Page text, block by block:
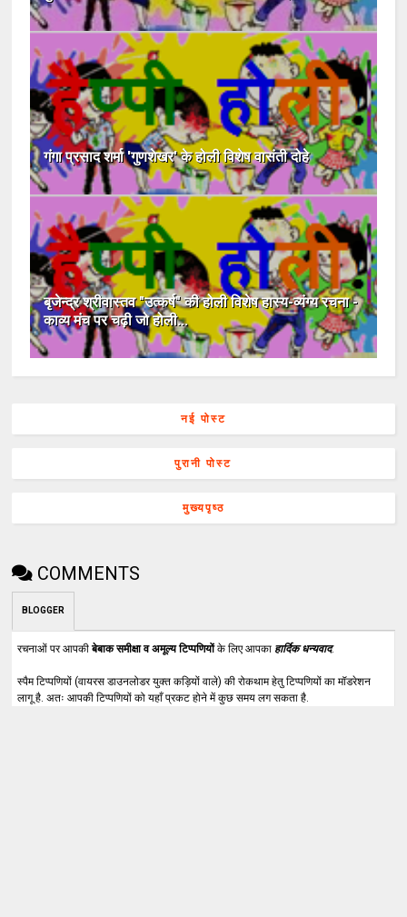
गंगा प्रसाद शर्मा 'गुणशेखर' के होली विशेष वासंती दोहे
बृजेन्द्र श्रीवास्तव "उत्कर्ष" की होली विशेष हास्य-व्यंग्य रचना -
काव्य मंच पर चढ़ी जो होली...
नई पोस्ट
पुरानी पोस्ट
मुख्यपृष्ठ
COMMENTS
BLOGGER
रचनाओं पर आपकीबेबाक समीक्षा व अमूल्य टिप्पणियोंके लिए आपका हार्दिक धन्यवाद.
स्पैम टिप्पणियों (वायरस डाउनलोडर युक्त कड़ियों वाले) की रोकथाम हेतु टिप्पणियों का मॉडरेशन
लागू है. अतः आपकी टिप्पणियों को यहाँ प्रकट होने में कुछ समय लग सकता है.